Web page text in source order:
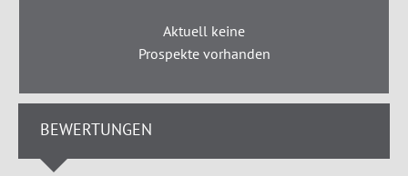
Aktuell keine
Prospekte vorhanden
BEWERTUNGEN